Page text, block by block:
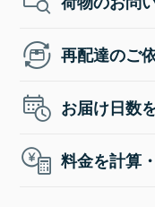
再配達のご
お届け日数
料金を計算